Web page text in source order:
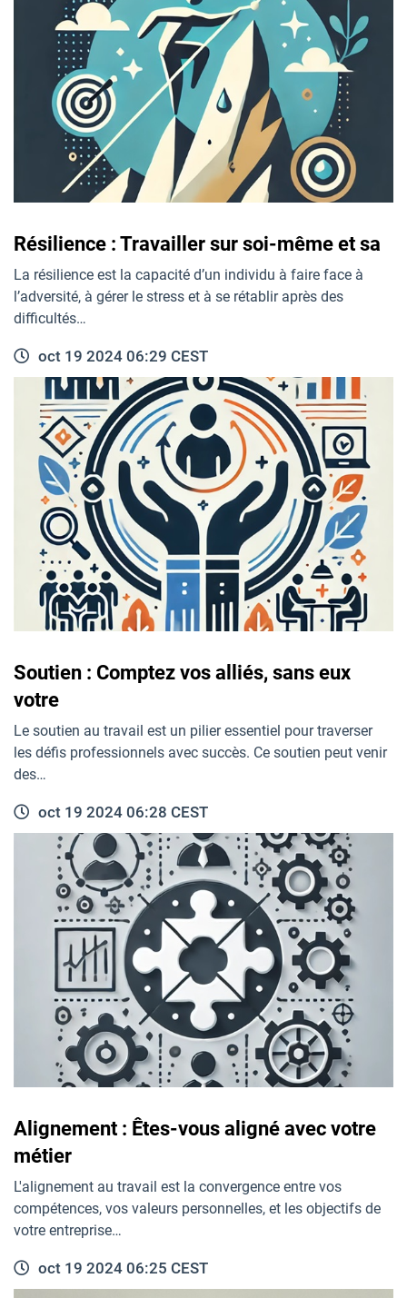
Résilience : Travailler sur soi-même et sa
La résilience est la capacité d’un individu à faire face à
l’adversité, à gérer le stress et à se rétablir après des
difficultés…
oct 19 2024 06:29 CEST
Soutien : Comptez vos alliés, sans eux
votre
Le soutien au travail est un pilier essentiel pour traverser
les défis professionnels avec succès. Ce soutien peut venir
des…
oct 19 2024 06:28 CEST
Alignement : Êtes-vous aligné avec votre
métier
L'alignement au travail est la convergence entre vos
compétences, vos valeurs personnelles, et les objectifs de
votre entreprise…
oct 19 2024 06:25 CEST